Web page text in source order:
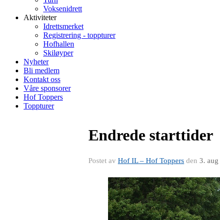
Voksenidrett
Aktiviteter
Idrettsmerket
Registrering - toppturer
Hofhallen
Skiløyper
Nyheter
Bli medlem
Kontakt oss
Våre sponsorer
Hof Toppers
Toppturer
Endrede starttider
Postet av Hof IL – Hof Toppers den 3.